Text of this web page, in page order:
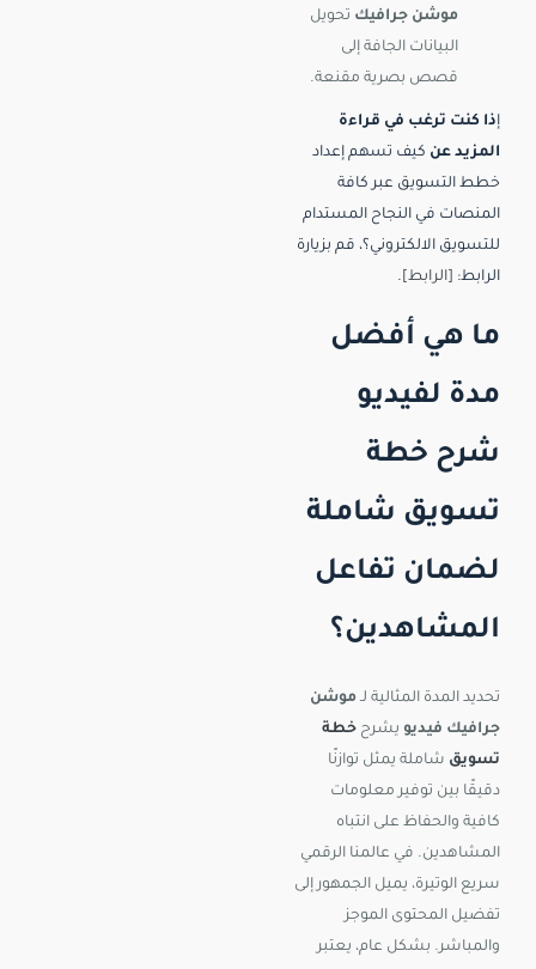
موشن جرافيك تحويل
البيانات الجافة إلى
قصص بصرية مقنعة.
إذا كنت ترغب في قراءة
المزيد عن كيف تسهم إعداد
خطط التسويق عبر كافة
المنصات في النجاح المستدام
للتسويق الالكتروني؟، قم بزيارة
الرابط: [الرابط] .
ما هي أفضل
مدة لفيديو
شرح خطة
تسويق شاملة
لضمان تفاعل
المشاهدين؟
تحديد المدة المثالية لـ موشن
جرافيك فيديو يشرح خطة
تسويق شاملة يمثل توازنًا
دقيقًا بين توفير معلومات
كافية والحفاظ على انتباه
المشاهدين. في عالمنا الرقمي
سريع الوتيرة، يميل الجمهور إلى
تفضيل المحتوى الموجز
والمباشر. بشكل عام، يعتبر